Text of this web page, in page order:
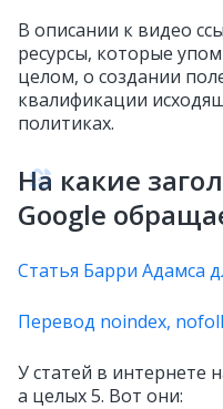
В описании к видео
ресурсы, которые
целом, о создании
квалификации
политиках.
На какие
Google
Статья Барри Адамса
Перевод noindex,
У статей в интернете
а целых 5. Вот они: